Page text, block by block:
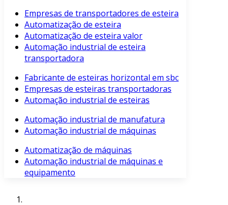
Empresas de transportadores de esteira
Automatização de esteira
Automatização de esteira valor
Automação industrial de esteira
transportadora
Fabricante de esteiras horizontal em sbc
Empresas de esteiras transportadoras
Automação industrial de esteiras
Automação industrial de manufatura
Automação industrial de máquinas
Automatização de máquinas
Automação industrial de máquinas e
equipamento